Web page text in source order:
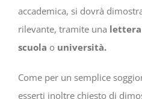
accademica, si dovrà
rilevante, tramite una lettera
scuola o università.
Come per un semplice
esserti inoltre chiesto di